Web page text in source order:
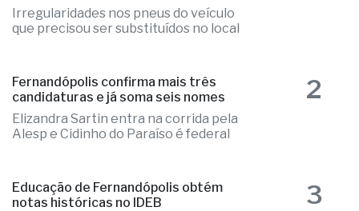
Irregularidades nos pneus do veículo
que precisou ser substituídos no local
Fernandópolis confirma mais três
candidaturas e já soma seis nomes
Elizandra Sartin entra na corrida pela
Alesp e Cidinho do Paraíso é federal
2
Educação de Fernandópolis obtém
notas históricas no IDEB
3